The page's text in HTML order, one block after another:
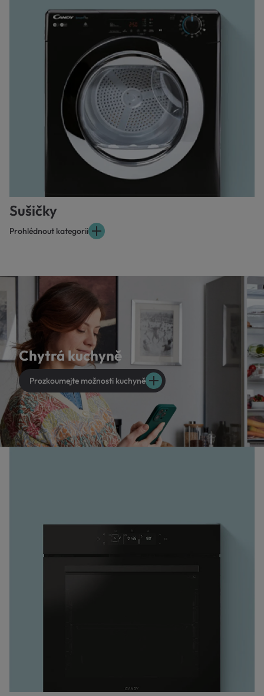
Sušičky
Prohlédnout kategorii
Chytrá kuchyně
Prozkoumejte možnosti kuchyně